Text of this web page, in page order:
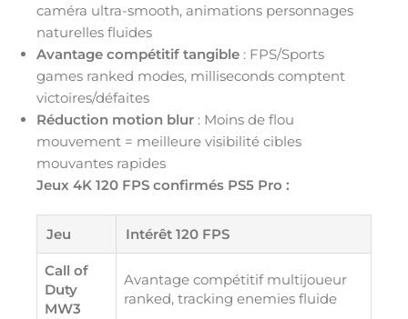
caméra ultra-smooth, animations personnages
naturelles fluides
Avantage compétitif tangible : FPS/Sports
games ranked modes, milliseconds comptent
victoires/défaites
Réduction motion blur : Moins de flou
mouvement = meilleure visibilité cibles
mouvantes rapides
Jeux 4K 120 FPS confirmés PS5 Pro :
Jeu Intérêt 120 FPS
Call of
Duty
MW3
Avantage compétitif multijoueur
ranked, tracking enemies fluide